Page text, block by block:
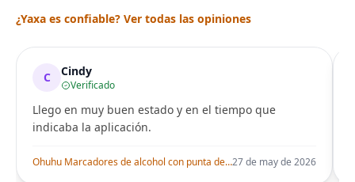
¿Yaxa es confiable? Ver todas las opiniones
C Cindy
Verificado
Llego en muy buen estado y en el tiempo que
indicaba la aplicación.
Ohuhu Marcadores de alcohol con punta de pincel – Juego de marcadores artísticos de doble punta con certificación AP para artistas adultos27 de may de 2026